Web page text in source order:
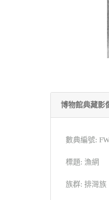
博物館典藏影
數典編號:
標題: 漁網
族群: 排灣族